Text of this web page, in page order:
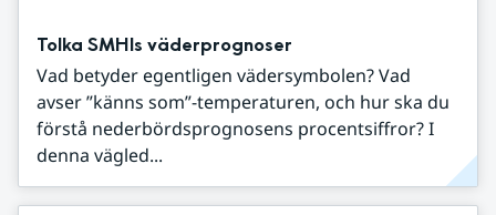
Tolka SMHIs väderprognoser
Vad betyder egentligen vädersymbolen? Vad
avser ”känns som”-temperaturen, och hur ska du
förstå nederbördsprognosens procentsiffror? I
denna vägled...